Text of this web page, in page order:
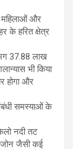
महिलाओं और
के हरित क्षेत्र
37.88 लाख
भी किया
होगा और
समस्याओं के
नदी तट
जोन जैसी कई